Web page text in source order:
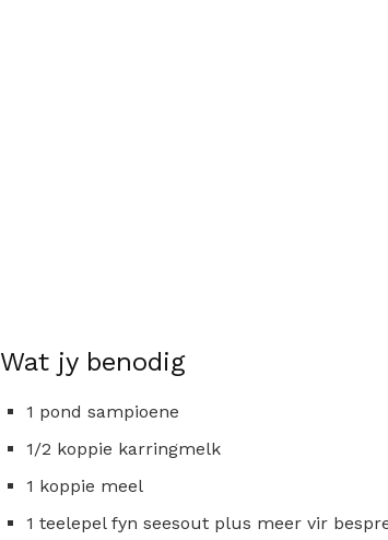
Wat jy benodig
1 pond sampioene
1/2 koppie karringmelk
1 koppie meel
1 teelepel fyn seesout plus meer vir